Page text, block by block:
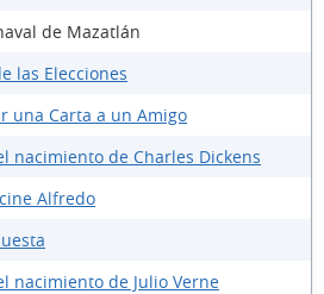
de Mazatlán
las Elecciones
una Carta a un Amigo
nacimiento de Charles Dickens
Alfredo
nacimiento de Julio Verne